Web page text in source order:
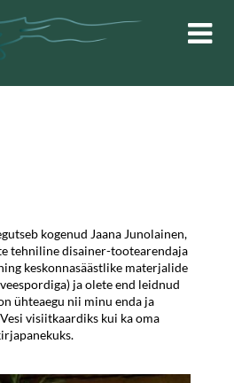
kogenud Jaana Junolainen,
tehniline disainer-tootearendaja
keskonnasäästlike materjalide
ja olete end leidnud
ühteaegu nii minu enda ja
visiitkaardiks kui ka oma